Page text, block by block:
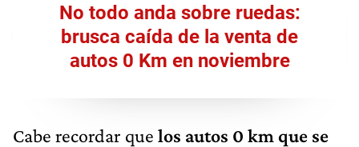
No todo anda sobre ruedas:
brusca caída de la venta de
autos 0 Km en noviembre
Cabe recordar que los autos 0 km que se